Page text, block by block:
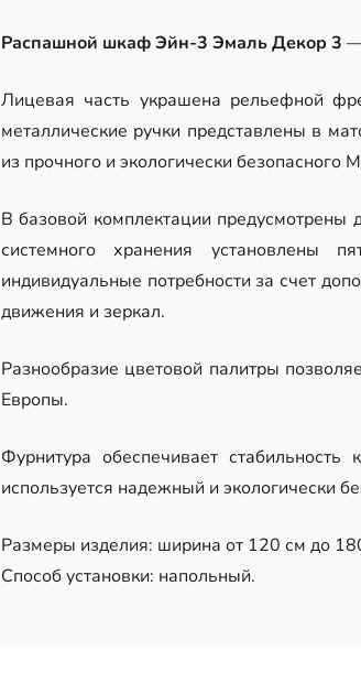
Распашной шкаф Эйн-3 Эмаль Декор 3 —
Лицевая часть украшена рельефной
металлические ручки представлены в
из прочного и экологически
В базовой комплектации
системного хранения установлены
индивидуальные потребности за счет
движения и зеркал.
Разнообразие цветовой палитры
Европы.
Фурнитура обеспечивает
используется надежный и экологически
Размеры изделия: ширина от 120 см до
Способ установки: напольный.